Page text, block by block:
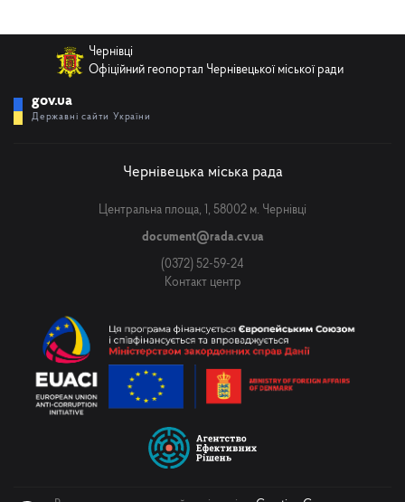
Чернівці
Офіційний геопортал Чернівецької міської ради
gov.ua
Державні сайти України
Чернівецька міська рада
Центральна площа, 1, 58002 м. Чернівці
document@rada.cv.ua
(0372) 52-59-24
Контакт центр